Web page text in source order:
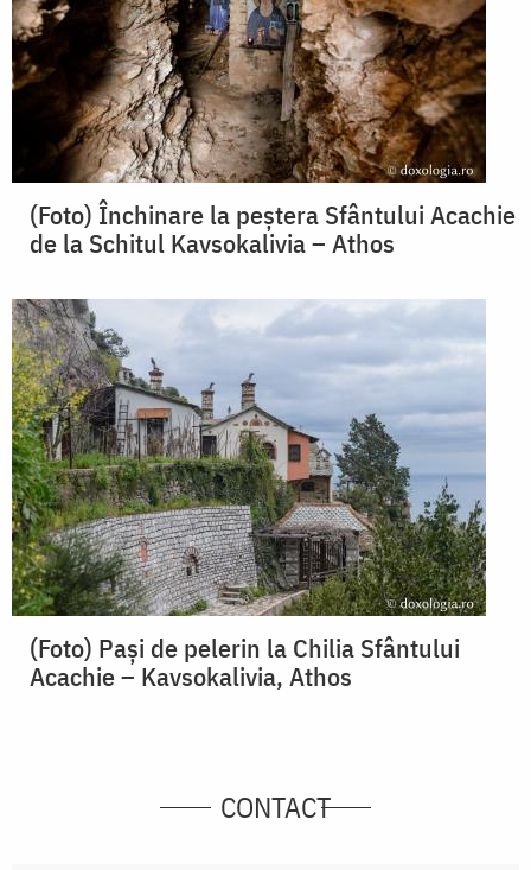
(Foto) Închinare la peştera Sfântului Acachie
de la Schitul Kavsokalivia – Athos
(Foto) Paşi de pelerin la Chilia Sfântului
Acachie – Kavsokalivia, Athos
CONTACT